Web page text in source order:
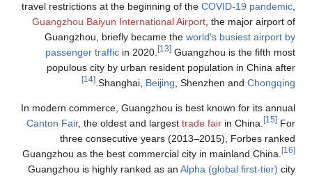
travel restrictions at the beginning of theCOVID-19
Guangzhou Baiyun International Airport, the major
Guangzhou, briefly became theworld's busiest
passenger traffic in 2020.
Guangzhou is the fifth
populous city by urban resident population in China
Shanghai,Beijing, Shenzhen and
.
In modern commerce, Guangzhou is best known for its
Canton Fair, the oldest and largesttrade fairin China.
three consecutive years (2013–2015), Forbes
Guangzhou as the best commercial city in mainland
Guangzhou is highly ranked as anAlpha (global first-